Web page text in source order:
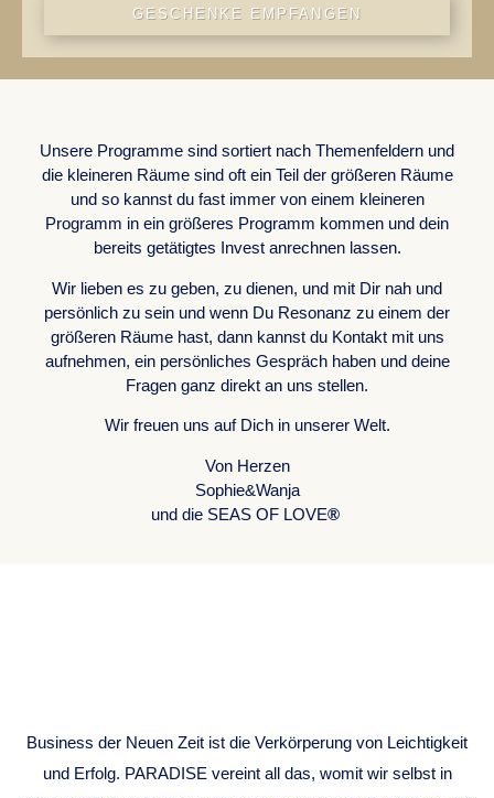
GESCHENKE EMPFANGEN
Unsere Programme sind sortiert nach Themenfeldern und
die kleineren Räume sind oft ein Teil der größeren Räume
und so kannst du fast immer von einem kleineren
Programm in ein größeres Programm kommen und dein
bereits getätigtes Invest anrechnen lassen.
Wir lieben es zu geben, zu dienen, und mit Dir nah und
persönlich zu sein und wenn Du Resonanz zu einem der
größeren Räume hast, dann kannst du Kontakt mit uns
aufnehmen, ein persönliches Gespräch haben und deine
Fragen ganz direkt an uns stellen.
Wir freuen uns auf Dich in unserer Welt.
Von Herzen
Sophie&Wanja
und die SEAS OF LOVE®
Business der Neuen Zeit ist die Verkörperung von Leichtigkeit
und Erfolg. PARADISE vereint all das, womit wir selbst in